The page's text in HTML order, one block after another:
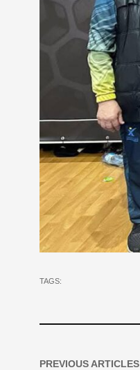
TAGS:
PREVIOUS ARTICLES